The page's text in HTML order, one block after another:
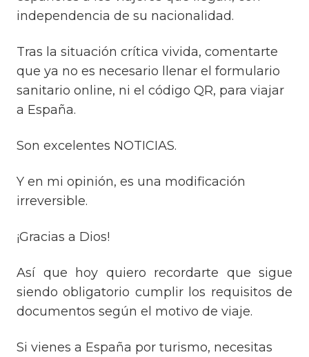
independencia de su nacionalidad.
Tras la situación crítica vivida, comentarte
que ya no es necesario llenar el formulario
sanitario online, ni el código QR, para viajar
a España.
Son excelentes NOTICIAS.
Y en mi opinión, es una modificación
irreversible.
¡Gracias a Dios!
Así que hoy quiero recordarte que sigue
siendo obligatorio cumplir los requisitos de
documentos según el motivo de viaje.
Si vienes a España por turismo, necesitas